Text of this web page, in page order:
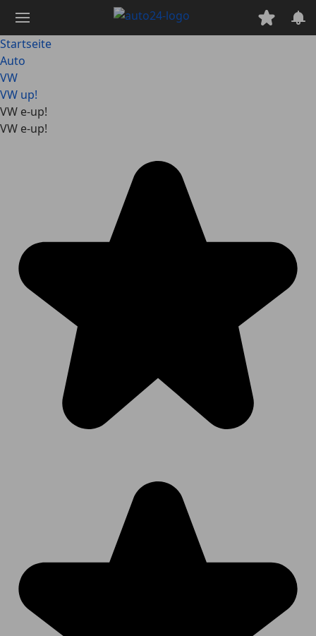
Hauptinhalt
springen
Startseite
Auto
VW
VW up!
VW e-up!
VW e-up!